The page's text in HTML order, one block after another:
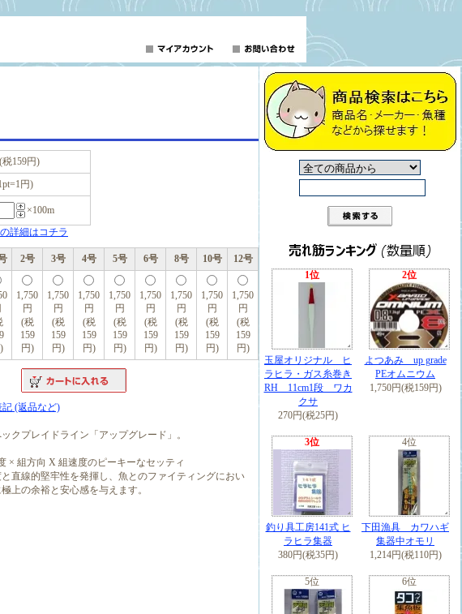
税159円)
円)
×100m
詳細はコチラ
2号 3号 4号 5号 6号 8号 10号 12号
1,750
円
(税
159
円)
1,750
円
(税
159
円)
1,750
円
(税
159
円)
1,750
円
(税
159
円)
1,750
円
(税
159
円)
1,750
円
(税
159
円)
1,750
円
(税
159
円)
1,750
円
(税
159
円)
(返品など)
クプレイドライン「アップグレード」。
× 組方向 X 組速度のピーキーなセッティ
直線的堅牢性を発揮し、魚とのファイティングにおい
上の余裕と安心感を与えます。
1位
玉屋オリジナル ヒ
ラヒラ・ガス糸巻き
RH 11cm1段 ワカ
クサ
270円(税25円)
2位
よつあみ up grade
PEオムニウム
1,750円(税159円)
3位
釣り具工房141式 ヒ
ラヒラ集器
380円(税35円)
4位
下田漁具 カワハギ
集器中オモリ
1,214円(税110円)
5位 6位